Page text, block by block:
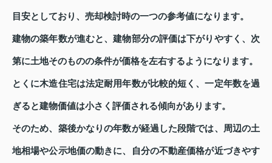
目安としており、売却検討時の一つの参考値になります。
建物の築年数が進むと、建物部分の評価は下がりやすく、次
第に土地そのものの条件が価格を左右するようになります。
とくに木造住宅は法定耐用年数が比較的短く、一定年数を過
ぎると建物価値は小さく評価される傾向があります。
そのため、築後かなりの年数が経過した段階では、周辺の土
地相場や公示地価の動きに、自分の不動産価格が近づきやす